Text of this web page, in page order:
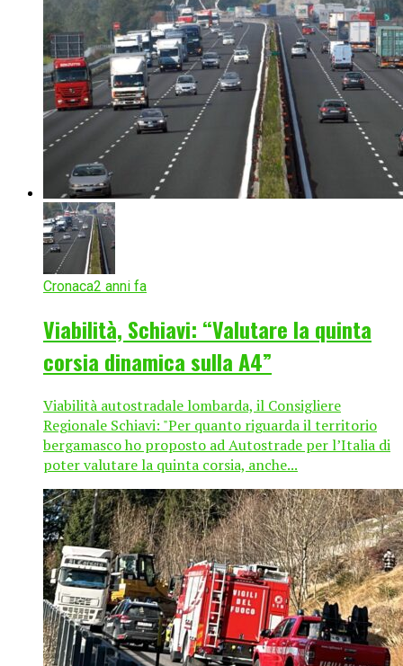
Cronaca2 anni fa
Viabilità, Schiavi: “Valutare la quinta
corsia dinamica sulla A4”
Viabilità autostradale lombarda, il Consigliere
Regionale Schiavi: "Per quanto riguarda il territorio
bergamasco ho proposto ad Autostrade per l’Italia di
poter valutare la quinta corsia, anche...